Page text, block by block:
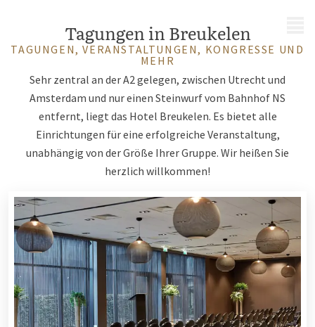
Tagungen in Breukelen
TAGUNGEN, VERANSTALTUNGEN, KONGRESSE UND
MEHR
Sehr zentral an der A2 gelegen, zwischen Utrecht und
Amsterdam und nur einen Steinwurf vom Bahnhof NS
entfernt, liegt das Hotel Breukelen. Es bietet alle
Einrichtungen für eine erfolgreiche Veranstaltung,
unabhängig von der Größe Ihrer Gruppe. Wir heißen Sie
herzlich willkommen!